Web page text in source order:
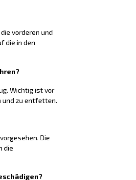
vorderen und
die in den
Wichtig ist vor
und zu entfetten.
Die
die